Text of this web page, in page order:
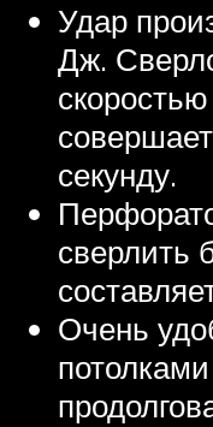
Удар
Дж.
секунду.
сверлить
Очень